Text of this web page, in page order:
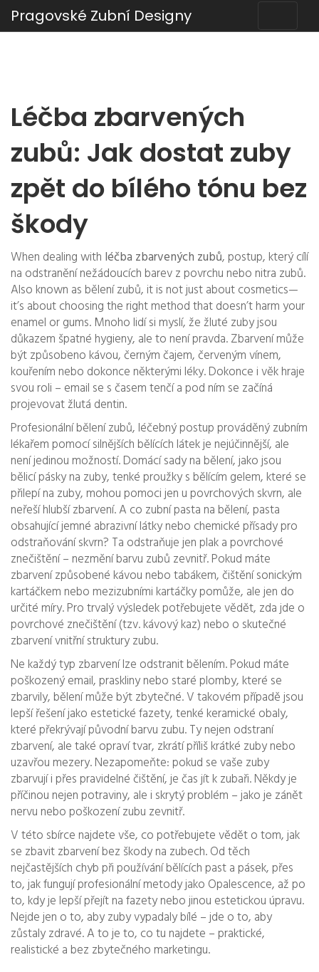
Pragovské Zubní Designy
Léčba zbarvených
zubů: Jak dostat zuby
zpět do bílého tónu bez
škody
When dealing with léčba zbarvených zubů, postup, který cílí
na odstranění nežádoucích barev z povrchu nebo nitra zubů.
Also known as bělení zubů, it is not just about cosmetics—
it’s about choosing the right method that doesn’t harm your
enamel or gums. Mnoho lidí si myslí, že žluté zuby jsou
důkazem špatné hygieny, ale to není pravda. Zbarvení může
být způsobeno kávou, černým čajem, červeným vínem,
kouřením nebo dokonce některými léky. Dokonce i věk hraje
svou roli – email se s časem tenčí a pod ním se začíná
projevovat žlutá dentin.
Profesionálníbělení zubů, léčebný postup prováděný zubním
lékařem pomocí silnějších bělících látekje nejúčinnější, ale
není jedinou možností. Domácí sady na bělení, jako jsou
bělicí pásky na zuby,tenké proužky s bělícím gelem, které se
přilepí na zuby, mohou pomoci jen u povrchových skvrn, ale
neřeší hlubší zbarvení. A co zubní pasta na bělení, pasta
obsahující jemné abrazivní látky nebo chemické přísady pro
odstraňování skvrn? Ta odstraňuje jen plak a povrchové
znečištění – nezmění barvu zubů zevnitř. Pokud máte
zbarvení způsobené kávou nebo tabákem, čištění sonickým
kartáčkem nebo mezizubními kartáčky pomůže, ale jen do
určité míry. Pro trvalý výsledek potřebujete vědět, zda jde o
povrchové znečištění (tzv.kávový kaz) nebo o skutečné
zbarvení vnitřní struktury zubu.
Ne každý typ zbarvení lze odstranit bělením. Pokud máte
poškozený email, praskliny nebo staré plomby, které se
zbarvily, bělení může být zbytečné. V takovém případě jsou
lepší řešení jako estetické fazety,tenké keramické obaly,
které překrývají původní barvu zubu. Ty nejen odstraní
zbarvení, ale také opraví tvar, zkrátí příliš krátké zuby nebo
uzavřou mezery. Nezapomeňte: pokud se vaše zuby
zbarvují i přes pravidelné čištění, je čas jít k zubaři. Někdy je
příčinou nejen potraviny, ale i skrytý problém – jako je zánět
nervu nebo poškození zubu zevnitř.
V této sbírce najdete vše, co potřebujete vědět o tom, jak
se zbavit zbarvení bez škody na zubech. Od těch
nejčastějších chyb při používání bělících past a pásek, přes
to, jak fungují profesionální metody jako Opalescence, až po
to, kdy je lepší přejít na fazety nebo jinou estetickou úpravu.
Nejde jen o to, aby zuby vypadaly bílé – jde o to, aby
zůstaly zdravé. A to je to, co tu najdete – praktické,
realistické a bez zbytečného marketingu.